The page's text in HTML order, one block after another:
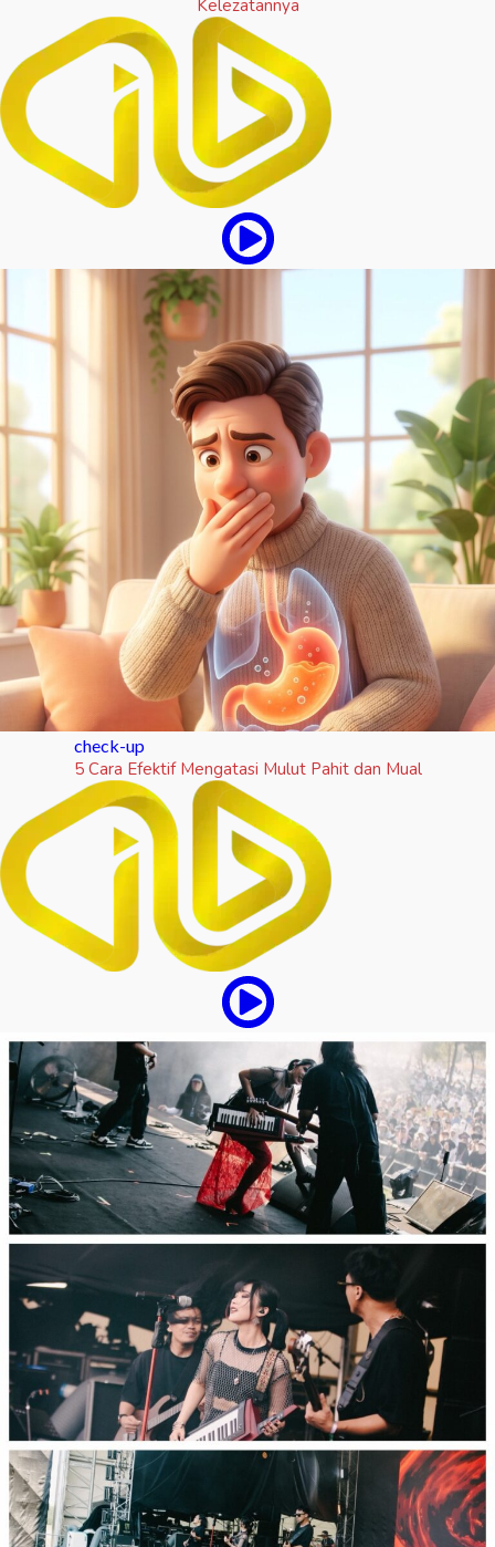
Kelezatannya
check-up
5 Cara Efektif Mengatasi Mulut Pahit dan Mual